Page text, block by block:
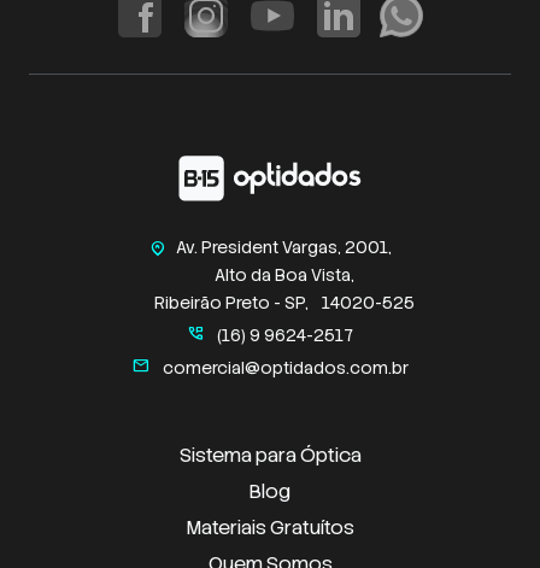
home_pin
Av. President Vargas, 2001,
Alto da Boa Vista,
Ribeirão Preto - SP,
14020-525
perm_phone_msg (16) 9 9624-2517
mail comercial@optidados.com.br
Sistema para Óptica
Blog
Materiais Gratuítos